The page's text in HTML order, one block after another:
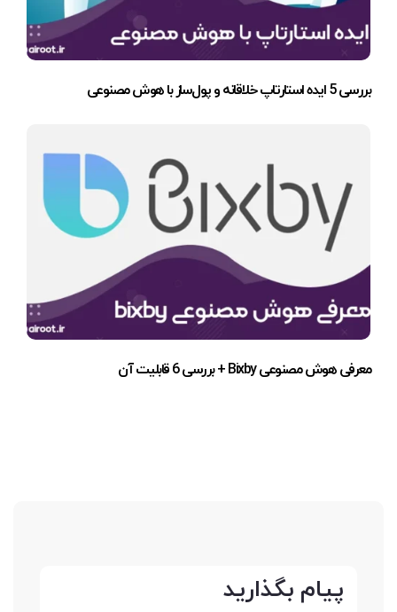
بررسی 5 ایده استارتاپ خلاقانه و پول‌ساز با هوش مصنوعی
معرفی هوش مصنوعی Bixby + بررسی 6 قابلیت آن
پیام بگذارید